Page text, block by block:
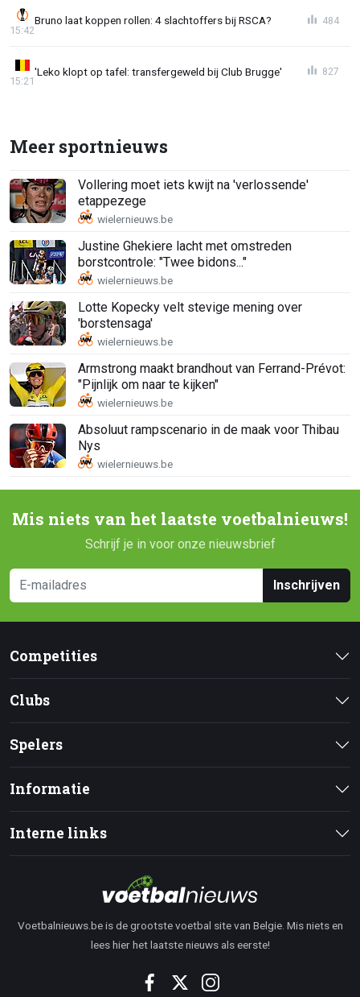
Bruno laat koppen rollen: 4 slachtoffers bij RSCA?
15:42
484
'Leko klopt op tafel: transfergeweld bij Club Brugge'
15:21
827
Meer sportnieuws
Vollering moet iets kwijt na 'verlossende'
etappezege
Justine Ghekiere lacht met omstreden
borstcontrole: "Twee bidons..."
Lotte Kopecky velt stevige mening over
'borstensaga'
Armstrong maakt brandhout van Ferrand-Prévot:
"Pijnlijk om naar te kijken"
Absoluut rampscenario in de maak voor Thibau
Nys
Mis niets van het laatste voetbalnieuws!
Schrijf je in voor onze nieuwsbrief
Inschrijven
Competities
Clubs
Spelers
Informatie
Interne links
Voetbalnieuws.be is de grootste voetbal site van Belgie. Mis niets en
lees hier het laatste nieuws als eerste!